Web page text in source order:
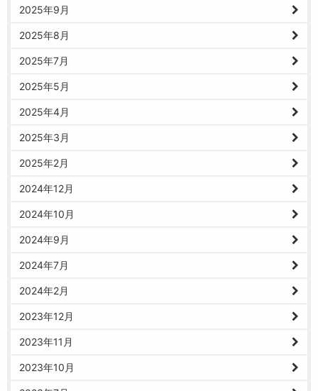
2025年9月
2025年8月
2025年7月
2025年5月
2025年4月
2025年3月
2025年2月
2024年12月
2024年10月
2024年9月
2024年7月
2024年2月
2023年12月
2023年11月
2023年10月